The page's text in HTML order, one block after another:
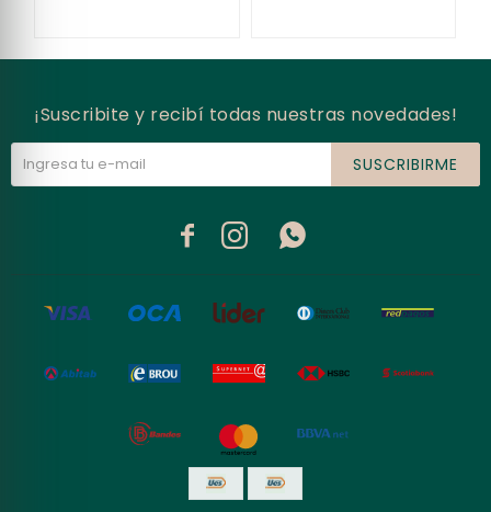
¡Suscribite y recibí todas nuestras novedades!
SUSCRIBIRME
  